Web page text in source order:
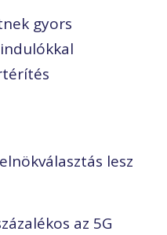
gyors
lesz
az 5G